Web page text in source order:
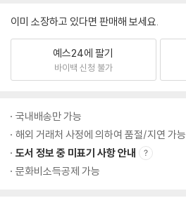
이미 소장하고 있다면 판매해 보세요.
예스24에 팔기
바이백 신청 불가
국내배송만 가능
해외 거래처 사정에 의하여 품절/지연 가능
도서 정보 중 미표기 사항 안내
문화비소득공제 가능